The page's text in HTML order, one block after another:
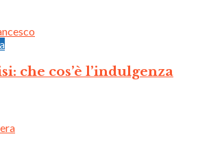
che cos’è l’indulgenza